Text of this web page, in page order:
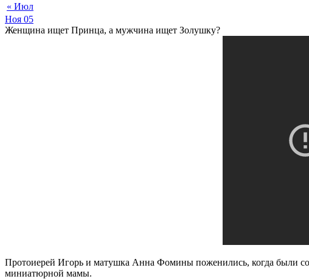
« Июл
Ноя 05
Женщина ищет Принца, а мужчина ищет Золушку?
Протоиерей Игорь и матушка Анна Фомины поженились, когда были
миниатюрной мамы.